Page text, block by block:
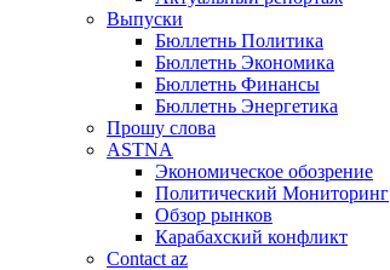
Выпуски
Бюллетнь Политика
Бюллетнь Экономика
Бюллетнь Финансы
Бюллетнь Энергетика
Прошу слова
ASTNA
Экономическое обозрение
Политический Мониторинг
Обзор рынков
Карабахский конфликт
Contact az